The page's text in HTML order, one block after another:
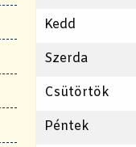
Kedd
Szerda
Csütörtök
Péntek